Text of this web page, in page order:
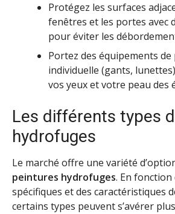
Protégez les surfaces
fenêtres et les portes avec
pour éviter les
Portez des équipements
individuelle (gants,
vos yeux et votre peau des
Les différents types
hydrofuges
Le marché offre une variété
peintures hydrofuges. En fonction
spécifiques et des caractéristiques
certains types peuvent s’avérer